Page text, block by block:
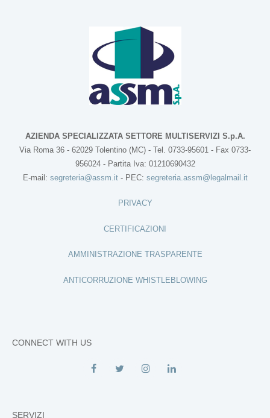
AZIENDA SPECIALIZZATA SETTORE MULTISERVIZI S.p.A.
Via Roma 36 - 62029 Tolentino (MC) - Tel. 0733-95601 - Fax 0733-
956024 - Partita Iva: 01210690432
E-mail: segreteria@assm.it- PEC: segreteria.assm@legalmail.it
PRIVACY
CERTIFICAZIONI
AMMINISTRAZIONE TRASPARENTE
ANTICORRUZIONE WHISTLEBLOWING
CONNECT WITH US
SERVIZI